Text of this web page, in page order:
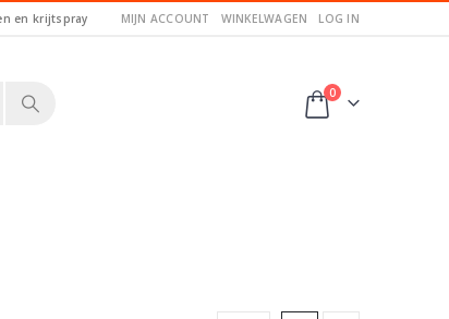
en krijtspray MIJN ACCOUNT WINKELWAGEN LOG IN
0